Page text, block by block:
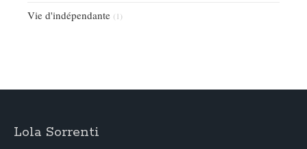
Vie d'indépendante (1)
Lola Sorrenti